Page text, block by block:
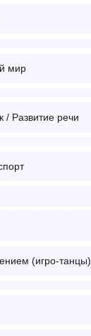
мир
/ Развитие речи
(игро-танцы)